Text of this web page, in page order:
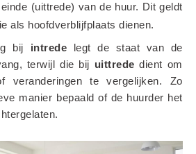
(uittrede) van de huur. Dit geldt
als hoofdverblijfplaats dienen.
bij intrede legt de staat van de
terwijl die bij uittrede dient om
veranderingen te vergelijken. Zo
manier bepaald of de huurder het